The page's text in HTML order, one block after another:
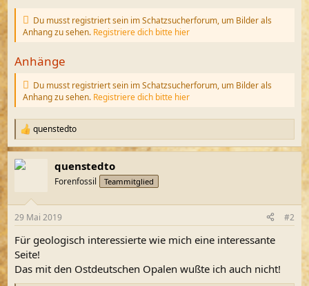
Du musst registriert sein im Schatzsucherforum, um Bilder als
Anhang zu sehen. Registriere dich bitte hier
Anhänge
Du musst registriert sein im Schatzsucherforum, um Bilder als
Anhang zu sehen. Registriere dich bitte hier
R
e
a
k
e
:
quenstedto
quenstedto
Forenfossil Teammitglied
29 Mai 2019 #2
Für geologisch interessierte wie mich eine interessante
Seite!
Das mit den Ostdeutschen Opalen wußte ich auch nicht!